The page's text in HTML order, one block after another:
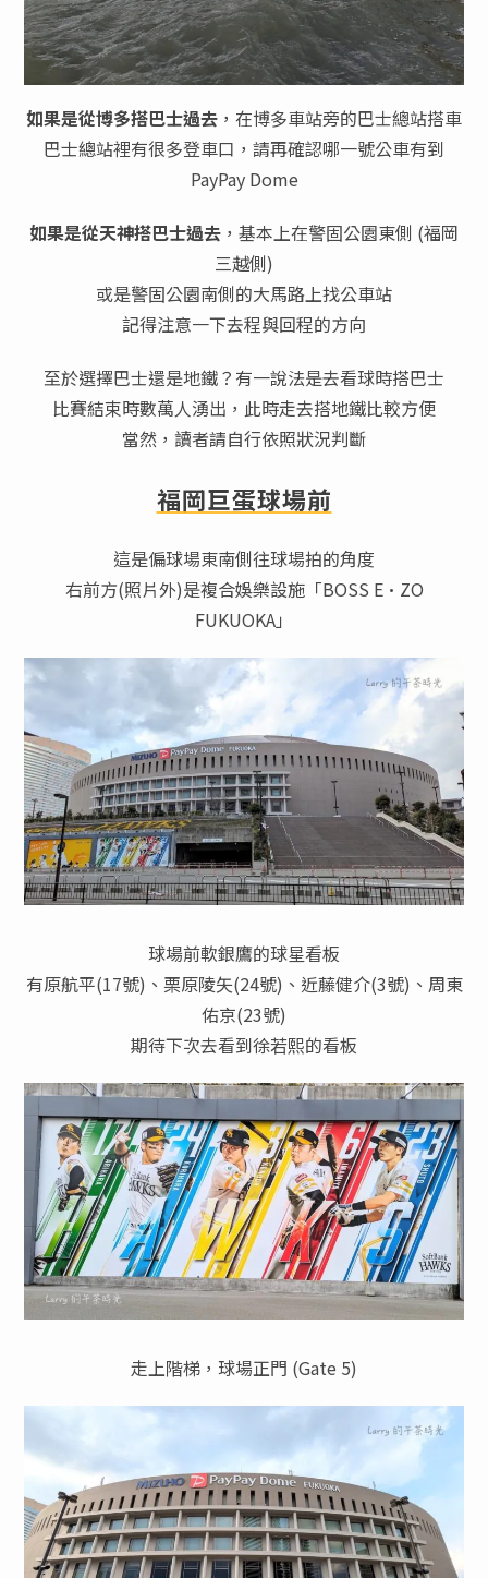
如果是從博多搭巴士過去 ，在博多車站旁的巴士總站搭車
巴士總站裡有很多登車口，請再確認哪一號公車有到
PayPay Dome
如果是從天神搭巴士過去 ，基本上在警固公園東側 (福岡
三越側)
或是警固公園南側的大馬路上找公車站
記得注意一下去程與回程的方向
至於選擇巴士還是地鐵？有一說法是去看球時搭巴士
比賽結束時數萬人湧出，此時走去搭地鐵比較方便
當然，讀者請自行依照狀況判斷
福岡巨蛋球場前
這是偏球場東南側往球場拍的角度
右前方(照片外)是複合娛樂設施「BOSS E·ZO
FUKUOKA」
球場前軟銀鷹的球星看板
有原航平(17號)、栗原陵矢(24號)、近藤健介(3號)、周東
佑京(23號)
期待下次去看到徐若熙的看板
走上階梯，球場正門 (Gate 5)